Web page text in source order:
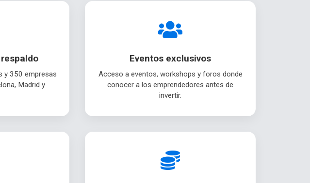
y 350 empresas
Madrid y
Eventos exclusivos
Acceso a eventos, workshops y foros donde
conocer a los emprendedores antes de
invertir.